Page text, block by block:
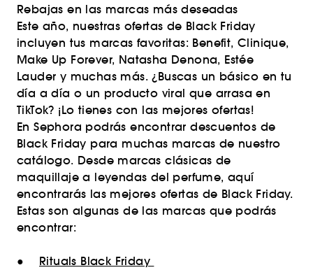
Rebajas en las marcas más deseadas
Este año, nuestras ofertas de Black Friday
incluyen tus marcas favoritas: Benefit, Clinique,
Make Up Forever, Natasha Denona, Estée
Lauder y muchas más. ¿Buscas un básico en tu
día a día o un producto viral que arrasa en
TikTok? ¡Lo tienes con las mejores ofertas!
En Sephora podrás encontrar descuentos de
Black Friday para muchas marcas de nuestro
catálogo. Desde marcas clásicas de
maquillaje a leyendas del perfume, aquí
encontrarás las mejores ofertas de Black Friday.
Estas son algunas de las marcas que podrás
encontrar:
● Rituals Black Friday